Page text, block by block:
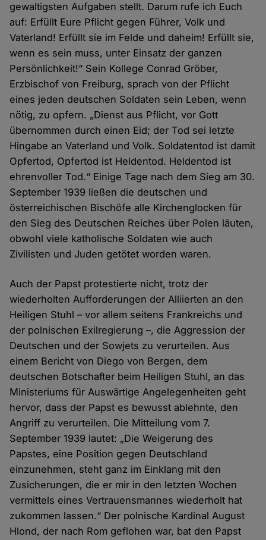
gewaltigsten Aufgaben stellt. Darum rufe ich Euch
auf: Erfüllt Eure Pflicht gegen Führer, Volk und
Vaterland! Erfüllt sie im Felde und daheim! Erfüllt sie,
wenn es sein muss, unter Einsatz der ganzen
Persönlichkeit!“ Sein Kollege Conrad Gröber,
Erzbischof von Freiburg, sprach von der Pflicht
eines jeden deutschen Soldaten sein Leben, wenn
nötig, zu opfern. „Dienst aus Pflicht, vor Gott
übernommen durch einen Eid; der Tod sei letzte
Hingabe an Vaterland und Volk. Soldatentod ist damit
Opfertod, Opfertod ist Heldentod. Heldentod ist
ehrenvoller Tod.“ Einige Tage nach dem Sieg am 30.
September 1939 ließen die deutschen und
österreichischen Bischöfe alle Kirchenglocken für
den Sieg des Deutschen Reiches über Polen läuten,
obwohl viele katholische Soldaten wie auch
Zivilisten und Juden getötet worden waren.
Auch der Papst protestierte nicht, trotz der
wiederholten Aufforderungen der Alliierten an den
Heiligen Stuhl – vor allem seitens Frankreichs und
der polnischen Exilregierung –, die Aggression der
Deutschen und der Sowjets zu verurteilen. Aus
einem Bericht von Diego von Bergen, dem
deutschen Botschafter beim Heiligen Stuhl, an das
Ministeriums für Auswärtige Angelegenheiten geht
hervor, dass der Papst es bewusst ablehnte, den
Angriff zu verurteilen. Die Mitteilung vom 7.
September 1939 lautet: „Die Weigerung des
Papstes, eine Position gegen Deutschland
einzunehmen, steht ganz im Einklang mit den
Zusicherungen, die er mir in den letzten Wochen
vermittels eines Vertrauensmannes wiederholt hat
zukommen lassen.“ Der polnische Kardinal August
Hlond, der nach Rom geflohen war, bat den Papst